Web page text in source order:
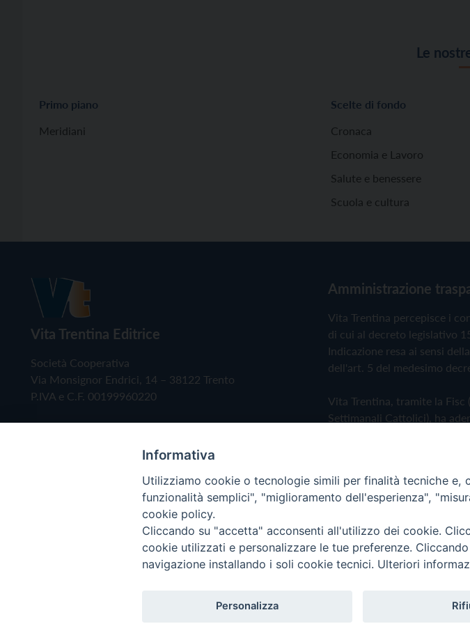
Le
Primo piano
Meridiani
Scelte di fondo
Cronaca
Economia e Lavoro
Salute e benessere
Scuola e cultura
Vita Trentina Editrice
Società Cooperativa
Via Monsignor Endrici, 14 – 38122 Trento
P.IVA e C.F. 00199960220
Amministrazione
Vita Trentina percepisce i
di cui al decreto legislativo
Indicazione resa ai sensi
dell'art. 5 del medesimo
Vita Trentina, tramite la Fisc
Settimanali Cattolici), ha
Privacy Policy Cookie
Copyright © 2019 - Tutti i diritti riservati - Vita Trentina Editrice
Informativa
Utilizziamo cookie o tecnologie simili per finalità tecniche
funzionalità semplici", "miglioramento dell'esperienza",
cookie policy.
Cliccando su "accetta" acconsenti all'utilizzo dei cookie.
cookie utilizzati e personalizzare le tue preferenze.
navigazione installando i soli cookie tecnici. Ulteriori
Personalizza